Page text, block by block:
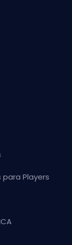
Players